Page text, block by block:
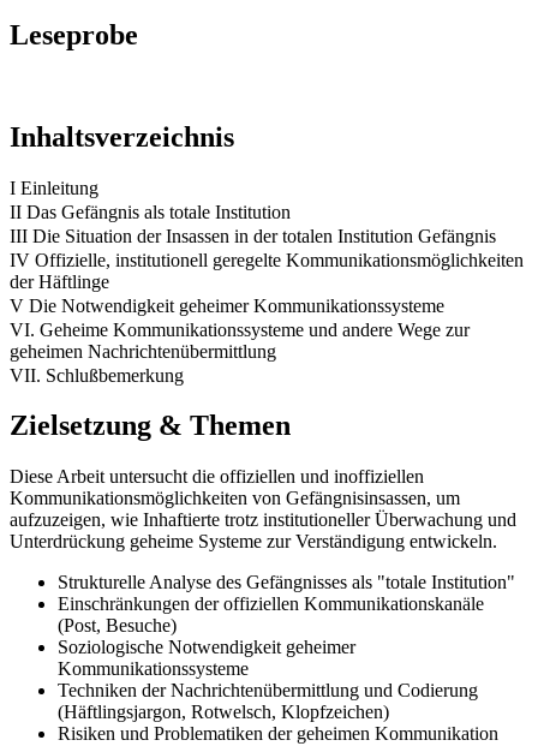
Leseprobe
Inhaltsverzeichnis
I Einleitung
II Das Gefängnis als totale Institution
III Die Situation der Insassen in der totalen Institution Gefängnis
IV Offizielle, institutionell geregelte Kommunikationsmöglichkeiten
der Häftlinge
V Die Notwendigkeit geheimer Kommunikationssysteme
VI. Geheime Kommunikationssysteme und andere Wege zur
geheimen Nachrichtenübermittlung
VII. Schlußbemerkung
Zielsetzung & Themen
Diese Arbeit untersucht die offiziellen und inoffiziellen
Kommunikationsmöglichkeiten von Gefängnisinsassen, um
aufzuzeigen, wie Inhaftierte trotz institutioneller Überwachung und
Unterdrückung geheime Systeme zur Verständigung entwickeln.
Strukturelle Analyse des Gefängnisses als "totale Institution"
Einschränkungen der offiziellen Kommunikationskanäle
(Post, Besuche)
Soziologische Notwendigkeit geheimer
Kommunikationssysteme
Techniken der Nachrichtenübermittlung und Codierung
(Häftlingsjargon, Rotwelsch, Klopfzeichen)
Risiken und Problematiken der geheimen Kommunikation